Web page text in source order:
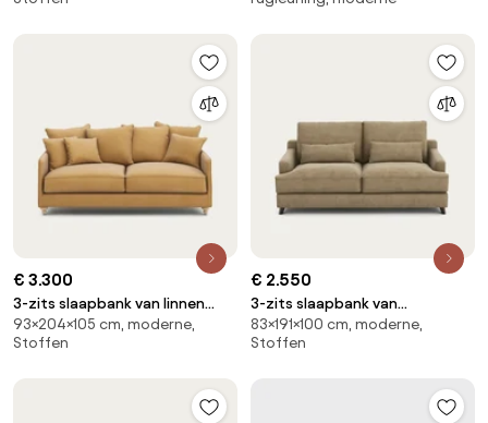
€ 3.300
3-zits slaapbank van linnen
fluweel, LAZARE
93×204×105 cm, moderne,
Stoffen
€ 2.550
3-zits slaapbank van
stonewashed fluweel, ALWINE
83×191×100 cm, moderne,
Stoffen